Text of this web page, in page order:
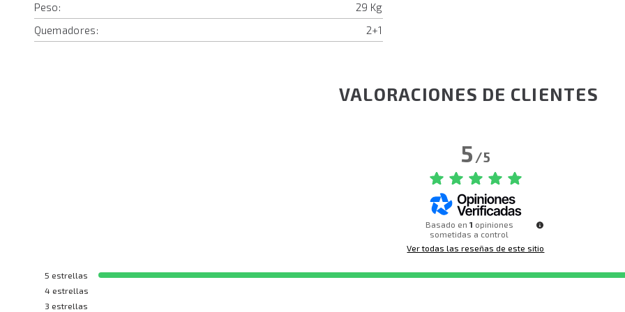
Peso:
29 Kg
Quemadores:
2+1
VALORACIONES DE CLIENTES
5/5
Basado en 1 opiniones
sometidas a control
Ver todas las reseñas de este sitio
5 estrellas
4 estrellas
3 estrellas